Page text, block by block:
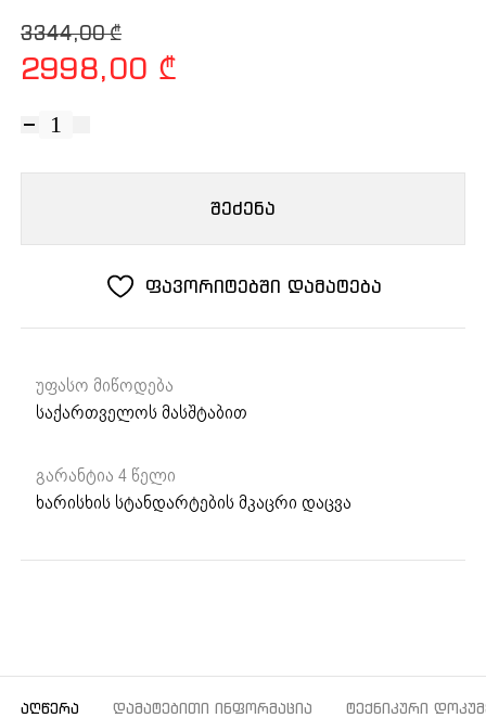
3344,00
₾
Original price was: 3344,00 ₾.
2998,00₾
Current price is: 2998,00 ₾.
რაოდენობა:
Bronze
შეძენა
ფავორიტებში დამატება
უფასო მიწოდება
საქართველოს მასშტაბით
გარანტია 4 წელი
ხარისხის სტანდარტების მკაცრი დაცვა
ᲐᲦᲬᲔᲠᲐ ᲓᲐᲛᲐᲢᲔᲑᲘᲗᲘ ᲘᲜᲤᲝᲠᲛᲐᲪᲘᲐ ᲢᲔᲥᲜᲘᲙᲣᲠᲘ